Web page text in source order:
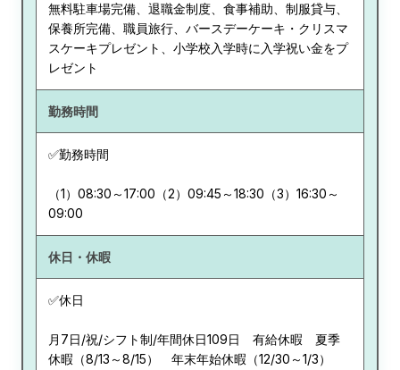
無料駐車場完備、退職金制度、食事補助、制服貸与、
保養所完備、職員旅行、バースデーケーキ・クリスマ
スケーキプレゼント、小学校入学時に入学祝い金をプ
レゼント
勤務時間
✅勤務時間
（1）08:30～17:00（2）09:45～18:30（3）16:30～
09:00
休日・休暇
✅休日
月7日/祝/シフト制/年間休日109日 有給休暇 夏季
休暇（8/13～8/15） 年末年始休暇（12/30～1/3）